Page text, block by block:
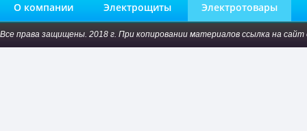
О компании Электрощиты Электротовары
Все права защищены. 2018 г. При копировании материалов ссылка на сайт